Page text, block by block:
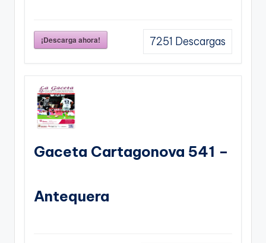
¡Descarga ahora! 7251 Descargas
Gaceta Cartagonova 541 –
Antequera